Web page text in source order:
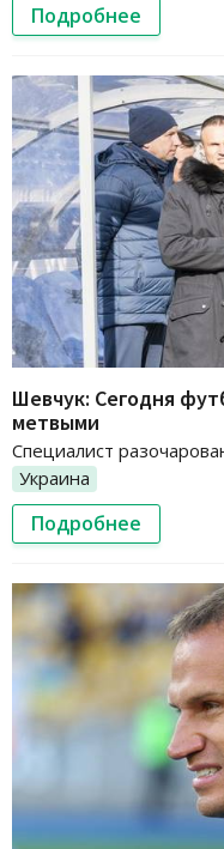
Подробнее
Шевчук: Сегодня
метвыми
Специалист
Украина
Подробнее